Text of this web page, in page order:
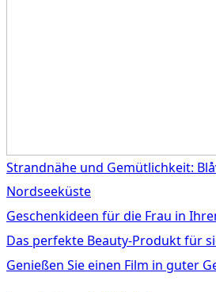
Strandnähe und Gemütlichkeit:
Nordseeküste
Geschenkideen für die Frau in
Das perfekte Beauty-Produkt für
Genießen Sie einen Film in guter